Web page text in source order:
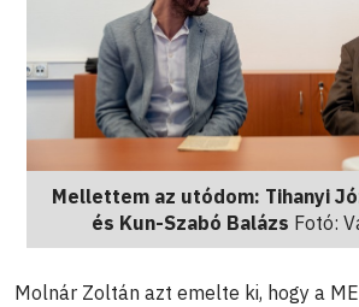
Mellettem az utódom: Tihanyi
és Kun-Szabó Balázs Fotó:
Molnár Zoltán azt emelte ki, hogy a